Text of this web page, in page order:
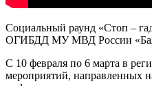
Социальный раунд «Стоп –
ОГИБДД МУ МВД России
С 10 февраля по 6 марта в
мероприятий, направленных